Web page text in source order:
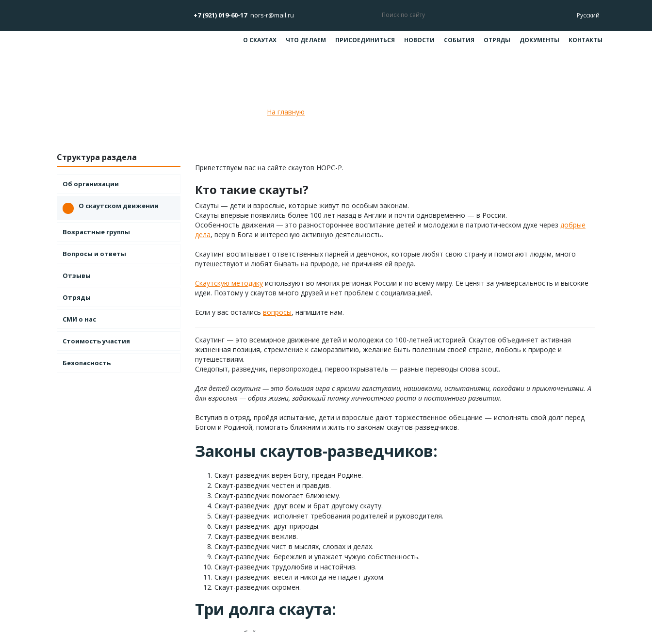
+7 (921) 019-60-17 nors-r@mail.ru Русский
О СКАУТАХ ЧТО ДЕЛАЕМ ПРИСОЕДИНИТЬСЯ НОВОСТИ СОБЫТИЯ ОТРЯДЫ ДОКУМЕНТЫ КОНТАКТЫ
На главную
Структура раздела
Об организации
О скаутском движении
Возрастные группы
Вопросы и ответы
Отзывы
Отряды
СМИ о нас
Стоимость участия
Безопасность
Приветствуем вас на сайте скаутов НОРС-Р.
Кто такие скауты?
Скауты — дети и взрослые, которые живут по особым законам.
Скауты впервые появились более 100 лет назад в Англии и почти одновременно — в России.
Особенность движения — это разностороннее воспитание детей и молодежи в патриотическом духе через добрые
дела, веру в Бога и интересную активную деятельность.
Скаутинг воспитывает ответственных парней и девчонок, которые любят свою страну и помогают людям, много
путешествуют и любят бывать на природе, не причиняя ей вреда.
Скаутскую методику используют во многих регионах России и по всему миру. Её ценят за универсальность и высокие
идеи. Поэтому у скаутов много друзей и нет проблем с социализацией.
Если у вас остались вопросы, напишите нам.
Скаутинг — это всемирное движение детей и молодежи со 100-летней историей. Скаутов объединяет активная
жизненная позиция, стремление к саморазвитию, желание быть полезным своей стране, любовь к природе и
путешествиям.
Следопыт, разведчик, первопроходец, первооткрыватель — разные переводы слова scout.
Для детей скаутинг — это большая игра с яркими галстуками, нашивками, испытаниями, походами и приключениями. А
для взрослых — образ жизни, задающий планку личностного роста и постоянного развития.
Вступив в отряд, пройдя испытание, дети и взрослые дают торжественное обещание — исполнять свой долг перед
Богом и Родиной, помогать ближним и жить по законам скаутов-разведчиков.
Законы скаутов-разведчиков:
Скаут-разведчик верен Богу, предан Родине.
Скаут-разведчик честен и правдив.
Скаут-разведчик помогает ближнему.
Скаут-разведчик друг всем и брат другому скауту.
Скаут-разведчик исполняет требования родителей и руководителя.
Скаут-разведчик друг природы.
Скаут-разведчик вежлив.
Скаут-разведчик чист в мыслях, словах и делах.
Скаут-разведчик бережлив и уважает чужую собственность.
Скаут-разведчик трудолюбив и настойчив.
Скаут-разведчик весел и никогда не падает духом.
Скаут-разведчик скромен.
Три долга скаута: